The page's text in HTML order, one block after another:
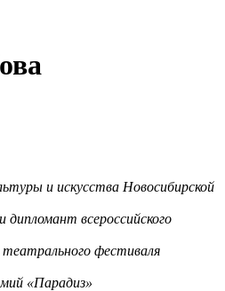
и искусства Новосибирской
всероссийского
фестиваля
«Парадиз»